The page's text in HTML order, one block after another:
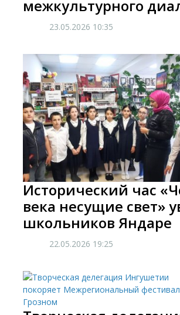
межкультурного
23.05.2026 10:35
Исторический час
века несущие свет»
школьников Яндаре
22.05.2026 19:25